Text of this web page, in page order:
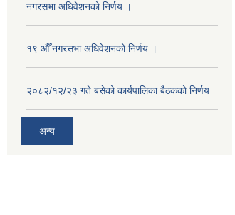
नगरसभा अधिवेशनको निर्णय ।
१९ औँ नगरसभा अधिवेशनको निर्णय ।
२०८२/१२/२३ गते बसेको कार्यपालिका बैठकको निर्णय
अन्य